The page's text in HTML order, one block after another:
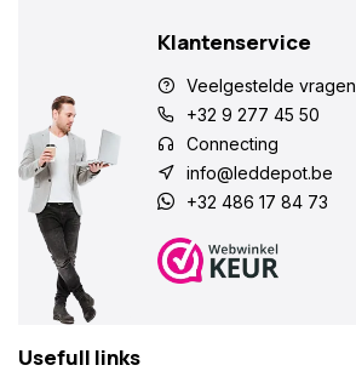
Klantenservice
Veelgestelde vragen
+32 9 277 45 50
Connecting
info@leddepot.be
+32 486 17 84 73
Usefull links